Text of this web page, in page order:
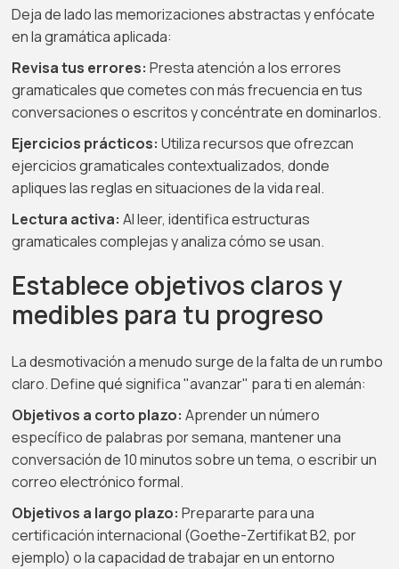
Deja de lado las memorizaciones abstractas y enfócate
en la gramática aplicada:
Revisa tus errores: Presta atención a los errores
gramaticales que cometes con más frecuencia en tus
conversaciones o escritos y concéntrate en dominarlos.
Ejercicios prácticos: Utiliza recursos que ofrezcan
ejercicios gramaticales contextualizados, donde
apliques las reglas en situaciones de la vida real.
Lectura activa: Al leer, identifica estructuras
gramaticales complejas y analiza cómo se usan.
Establece objetivos claros y
medibles para tu progreso
La desmotivación a menudo surge de la falta de un rumbo
claro. Define qué significa "avanzar" para ti en alemán:
Objetivos a corto plazo: Aprender un número
específico de palabras por semana, mantener una
conversación de 10 minutos sobre un tema, o escribir un
correo electrónico formal.
Objetivos a largo plazo: Prepararte para una
certificación internacional (Goethe-Zertifikat B2, por
ejemplo) o la capacidad de trabajar en un entorno